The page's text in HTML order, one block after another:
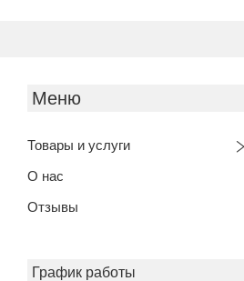
Товары и услуги
О нас
Отзывы
График работы